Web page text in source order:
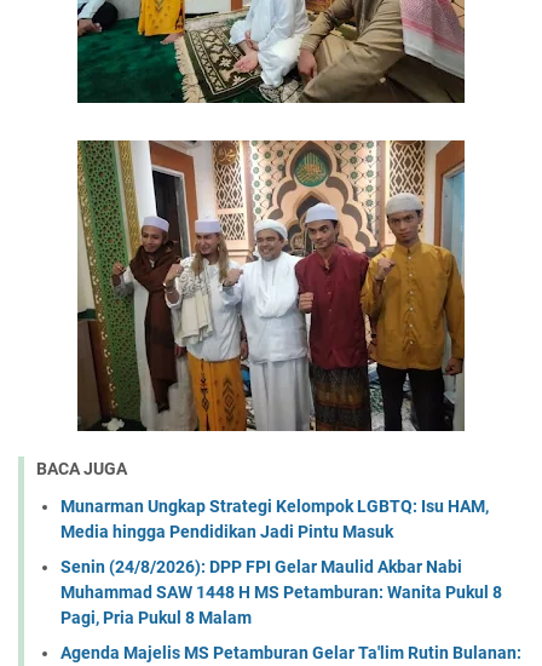
BACA JUGA
Munarman Ungkap Strategi Kelompok LGBTQ: Isu HAM,
Media hingga Pendidikan Jadi Pintu Masuk
Senin (24/8/2026): DPP FPI Gelar Maulid Akbar Nabi
Muhammad SAW 1448 H MS Petamburan: Wanita Pukul 8
Pagi, Pria Pukul 8 Malam
Agenda Majelis MS Petamburan Gelar Ta'lim Rutin Bulanan: